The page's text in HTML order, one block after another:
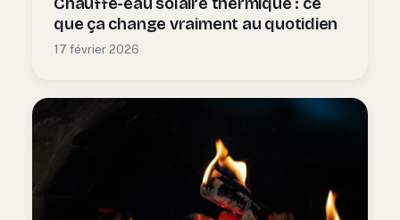
que ça change vraiment au quotidien
17 février 2026